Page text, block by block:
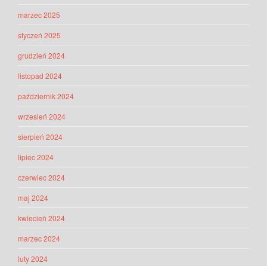
marzec 2025
styczeń 2025
grudzień 2024
listopad 2024
październik 2024
wrzesień 2024
sierpień 2024
lipiec 2024
czerwiec 2024
maj 2024
kwiecień 2024
marzec 2024
luty 2024